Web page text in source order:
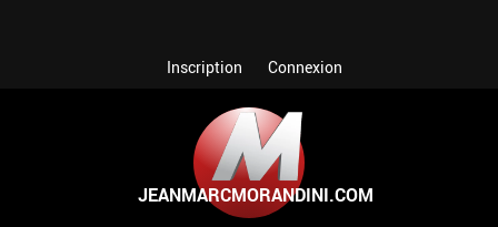
Inscription Connexion